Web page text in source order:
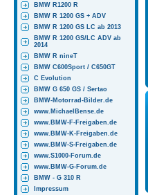
BMW R1200 R
BMW R 1200 GS + ADV
BMW R 1200 GS LC ab 2013
BMW R 1200 GS/LC ADV ab
2014
BMW R nineT
BMW C600Sport / C650GT
C Evolution
BMW G 650 GS / Sertao
BMW-Motorrad-Bilder.de
www.MichaelBense.de
www.BMW-F-Freigaben.de
www.BMW-K-Freigaben.de
www.BMW-S-Freigaben.de
www.S1000-Forum.de
www.BMW-G-Forum.de
BMW - G 310 R
Impressum